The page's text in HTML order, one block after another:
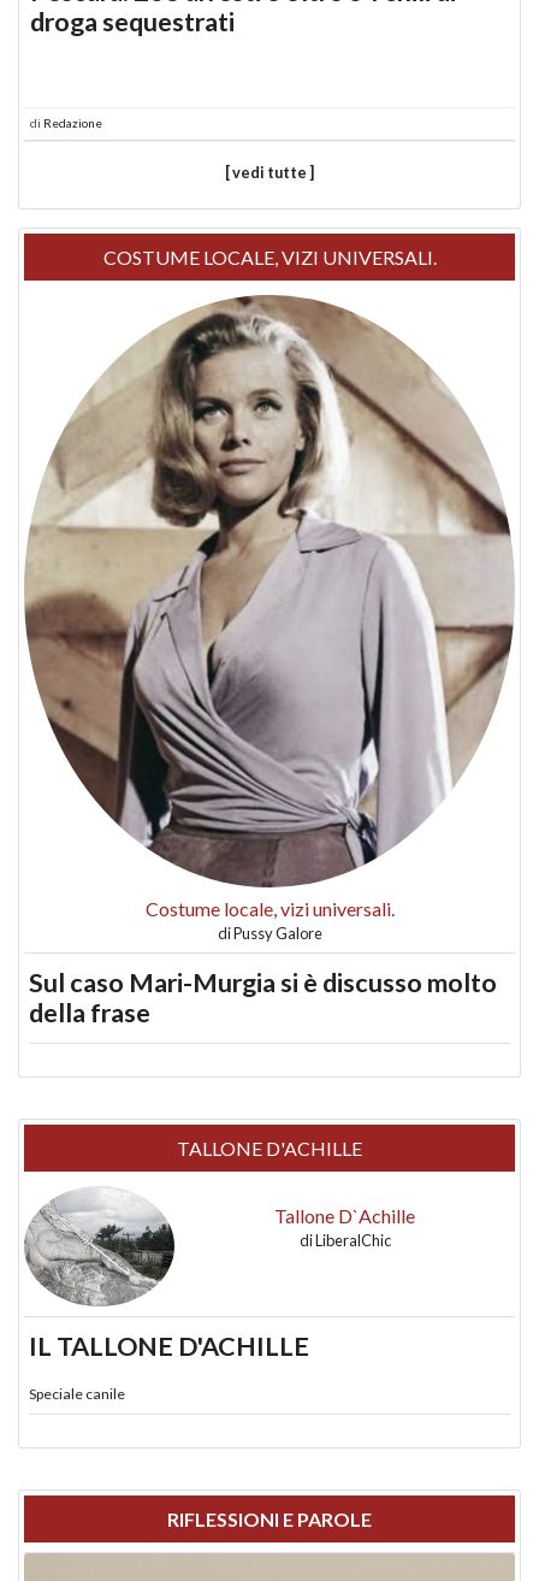
droga sequestrati
di Redazione
[ vedi tutte ]
COSTUME LOCALE, VIZI UNIVERSALI.
Costume locale, vizi universali.
diPussy Galore
Sul caso Mari-Murgia si è discusso molto
della frase
TALLONE D'ACHILLE
Tallone D`Achille
diLiberalChic
IL TALLONE D'ACHILLE
Speciale canile
RIFLESSIONI E PAROLE